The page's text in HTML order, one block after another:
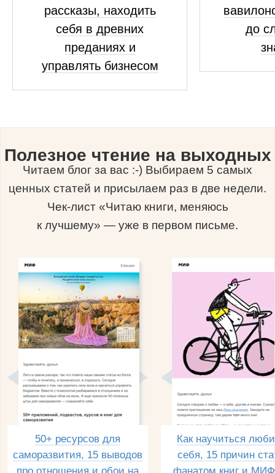
рассказы, находить
себя в древних
преданиях и
управлять бизнесом
до
Полезное чтение на выходных
Читаем блог за вас :-) Выбираем 5 самых
ценных статей и присылаем раз в две недели.
Чек-лист «Читаю книги, меняюсь
к лучшему» — уже в первом письме.
50+ ресурсов для
саморазвития, 15 выводов
Как научиться
себя, 15 причин